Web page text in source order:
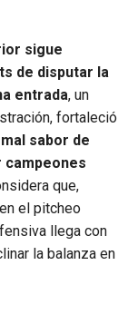
sigue
de disputar la
entrada, un
fortaleció
sabor de
campeones
que,
el pitcheo
llega con
la balanza en